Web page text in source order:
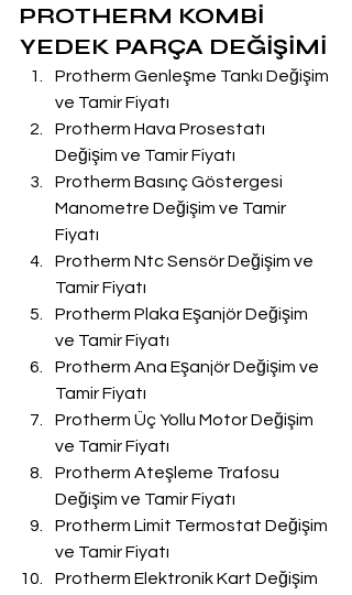
PROTHERM KOMBİ
YEDEK PARÇA DEĞİŞİMİ
Protherm Genleşme Tankı Değişim
ve Tamir Fiyatı
Protherm Hava Prosestatı
Değişim ve Tamir Fiyatı
Protherm Basınç Göstergesi
Manometre Değişim ve Tamir
Fiyatı
Protherm Ntc Sensör Değişim ve
Tamir Fiyatı
Protherm Plaka Eşanjör Değişim
ve Tamir Fiyatı
Protherm Ana Eşanjör Değişim ve
Tamir Fiyatı
Protherm Üç Yollu Motor Değişim
ve Tamir Fiyatı
Protherm Ateşleme Trafosu
Değişim ve Tamir Fiyatı
Protherm Limit Termostat Değişim
ve Tamir Fiyatı
Protherm Elektronik Kart Değişim